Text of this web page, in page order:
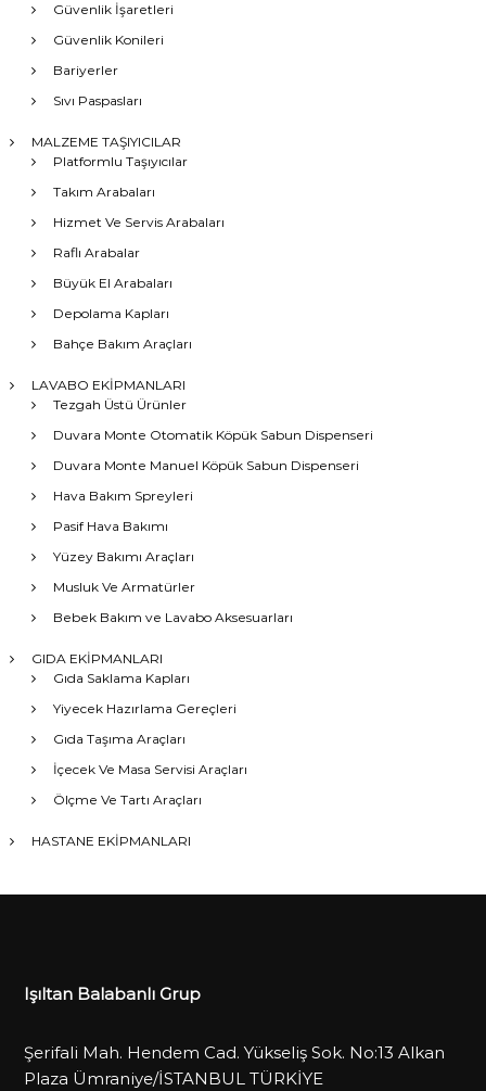
Güvenlik İşaretleri
Güvenlik Konileri
Bariyerler
Sıvı Paspasları
MALZEME TAŞIYICILAR
Platformlu Taşıyıcılar
Takım Arabaları
Hizmet Ve Servis Arabaları
Raflı Arabalar
Büyük El Arabaları
Depolama Kapları
Bahçe Bakım Araçları
LAVABO EKİPMANLARI
Tezgah Üstü Ürünler
Duvara Monte Otomatik Köpük Sabun Dispenseri
Duvara Monte Manuel Köpük Sabun Dispenseri
Hava Bakım Spreyleri
Pasif Hava Bakımı
Yüzey Bakımı Araçları
Musluk Ve Armatürler
Bebek Bakım ve Lavabo Aksesuarları
GIDA EKİPMANLARI
Gıda Saklama Kapları
Yiyecek Hazırlama Gereçleri
Gıda Taşıma Araçları
İçecek Ve Masa Servisi Araçları
Ölçme Ve Tartı Araçları
HASTANE EKİPMANLARI
Işıltan Balabanlı Grup
Şerifali Mah. Hendem Cad. Yükseliş Sok. No:13 Alkan
Plaza Ümraniye/İSTANBUL TÜRKİYE